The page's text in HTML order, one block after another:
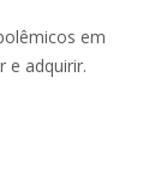
em
e adquirir.